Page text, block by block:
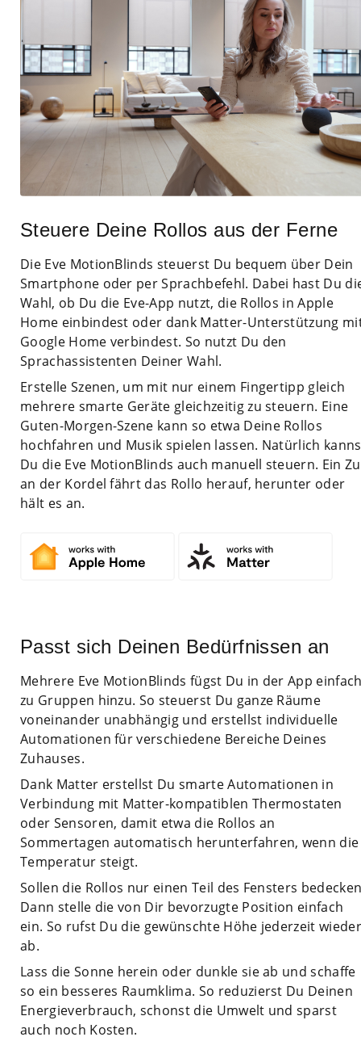
Steuere Deine Rollos aus der Ferne
Die Eve MotionBlinds steuerst Du bequem über Dein
Smartphone oder per Sprachbefehl. Dabei hast Du
Wahl, ob Du die Eve-App nutzt, die Rollos in Apple
Home einbindest oder dank Matter-Unterstützung
Google Home verbindest. So nutzt Du den
Sprachassistenten Deiner Wahl.
Erstelle Szenen, um mit nur einem Fingertipp gleich
mehrere smarte Geräte gleichzeitig zu steuern. Eine
Guten-Morgen-Szene kann so etwa Deine Rollos
hochfahren und Musik spielen lassen. Natürlich
Du die Eve MotionBlinds auch manuell steuern. Ein
an der Kordel fährt das Rollo herauf, herunter oder
hält es an.
Passt sich Deinen Bedürfnissen an
Mehrere Eve MotionBlinds fügst Du in der App
zu Gruppen hinzu. So steuerst Du ganze Räume
voneinander unabhängig und erstellst individuelle
Automationen für verschiedene Bereiche Deines
Zuhauses.
Dank Matter erstellst Du smarte Automationen in
Verbindung mit Matter-kompatiblen Thermostaten
oder Sensoren, damit etwa die Rollos an
Sommertagen automatisch herunterfahren, wenn die
Temperatur steigt.
Sollen die Rollos nur einen Teil des Fensters
Dann stelle die von Dir bevorzugte Position einfach
ein. So rufst Du die gewünschte Höhe jederzeit wieder
ab.
Lass die Sonne herein oder dunkle sie ab und schaffe
so ein besseres Raumklima. So reduzierst Du Deinen
Energieverbrauch, schonst die Umwelt und sparst
auch noch Kosten.